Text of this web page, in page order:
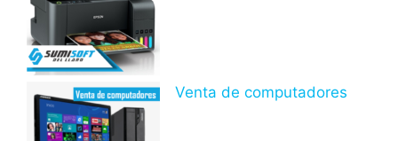
Venta de computadores